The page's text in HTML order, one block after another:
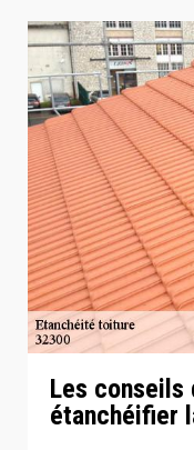
Les conseils
étanchéifier